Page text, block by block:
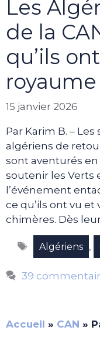
Les
de la
qu’ils
15 janvier 2026
Par Karim B. –
algériens de
sont aventurés
soutenir les Verts
l’événement
ce qu’ils ont vu et
chimères. Dès
Étiquettes
Algériens ,
39
Accueil » CAN »